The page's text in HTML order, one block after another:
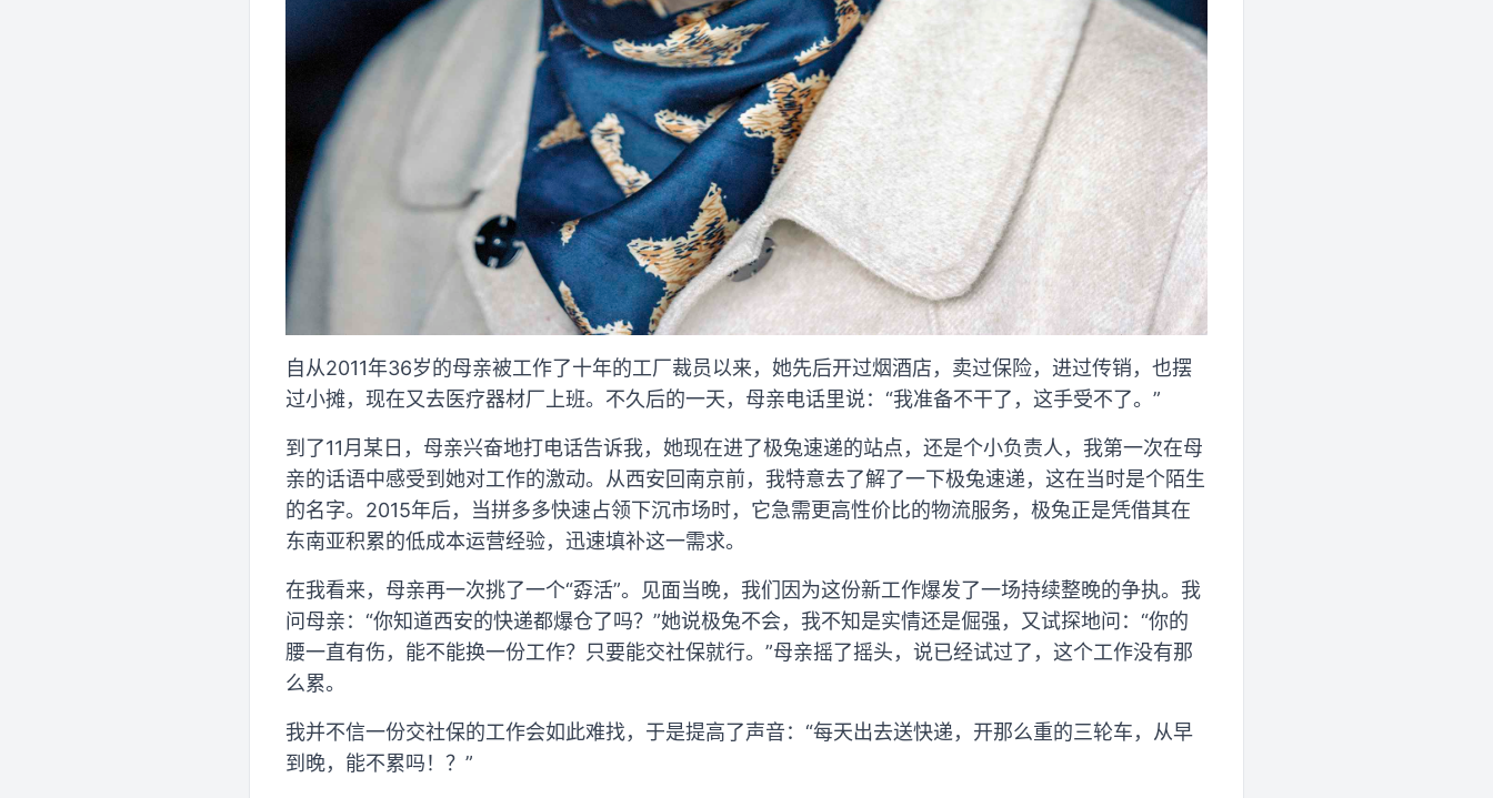
自从2011年36岁的母亲被工作了十年的工厂裁员以来，她先后开过烟酒店，卖过保险，进过传销，也摆
过小摊，现在又去医疗器材厂上班。不久后的一天，母亲电话里说：“我准备不干了，这手受不了。”
到了11月某日，母亲兴奋地打电话告诉我，她现在进了极兔速递的站点，还是个小负责人，我第一次在母
亲的话语中感受到她对工作的激动。从西安回南京前，我特意去了解了一下极兔速递，这在当时是个陌生
的名字。2015年后，当拼多多快速占领下沉市场时，它急需更高性价比的物流服务，极兔正是凭借其在
东南亚积累的低成本运营经验，迅速填补这一需求。
在我看来，母亲再一次挑了一个“孬活”。见面当晚，我们因为这份新工作爆发了一场持续整晚的争执。我
问母亲：“你知道西安的快递都爆仓了吗？”她说极兔不会，我不知是实情还是倔强，又试探地问：“你的
腰一直有伤，能不能换一份工作？只要能交社保就行。”母亲摇了摇头，说已经试过了，这个工作没有那
么累。
我并不信一份交社保的工作会如此难找，于是提高了声音：“每天出去送快递，开那么重的三轮车，从早
到晚，能不累吗！？”